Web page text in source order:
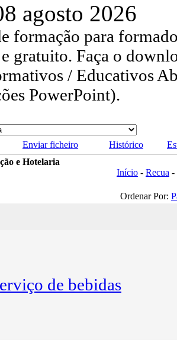
agosto 2026
formação para
gratuito. Faça o
/ Educativos
PowerPoint).
Enviar ficheiro Histórico
e Hotelaria
Início - Recua -
Ordenar Por:
de bebidas